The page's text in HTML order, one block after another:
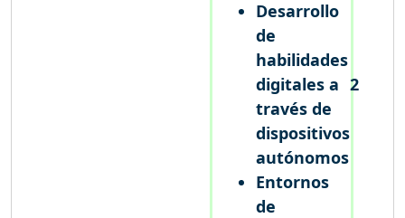
Desarrollo
de
habilidades
digitales a
través de
dispositivos
autónomos
2
Entornos
de